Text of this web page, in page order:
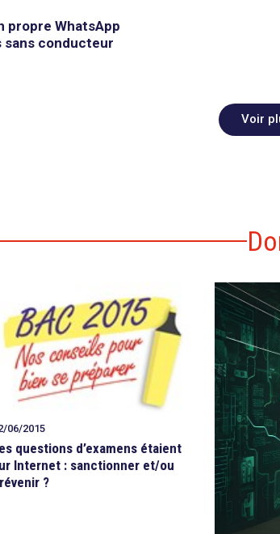
propre WhatsApp
sans conducteur
Voir
06/2015
questions d’examens étaient
Internet : sanctionner et/ou
?